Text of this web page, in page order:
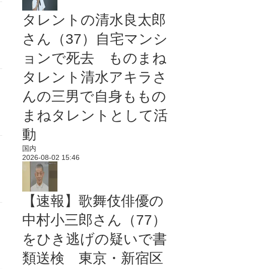
タレントの清水良太郎
さん（37）自宅マンシ
ョンで死去 ものまね
タレント清水アキラさ
んの三男で自身ももの
まねタレントとして活
動
国内
2026-08-02 15:46
【速報】歌舞伎俳優の
中村小三郎さん（77）
をひき逃げの疑いで書
類送検 東京・新宿区